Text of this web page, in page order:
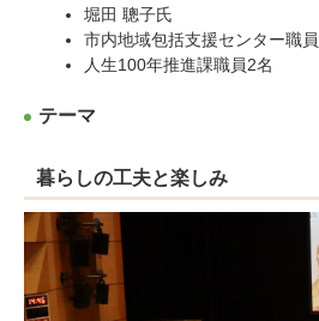
堀田聰子氏
市内地域包括支援センター職
人生100年推進課職員2名
テーマ
暮らしの工夫と楽しみ